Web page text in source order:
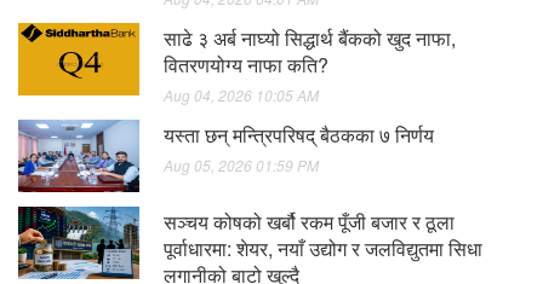
साढे ३ अर्ब नाघ्यो सिद्धार्थ बैंकको खुद नाफा,
वितरणयोग्य नाफा कति?
Aug 04, 2026 10:05 AM
यस्ता छन् मन्त्रिपरिषद् बैठकका ७ निर्णय
Aug 05, 2026 01:59 PM
सञ्चय कोषको खर्बौ रकम पूँजी बजार र ठूला
पूर्वाधारमा: शेयर, नयाँ उद्योग र जलविद्युतमा सिधा
लगानीको बाटो खुल्दै